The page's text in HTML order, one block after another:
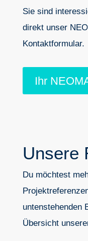
Sie sind
direkt unser
Kontaktformular.
Ihr
Unsere
Du möchtest
untenstehenden
Übersicht